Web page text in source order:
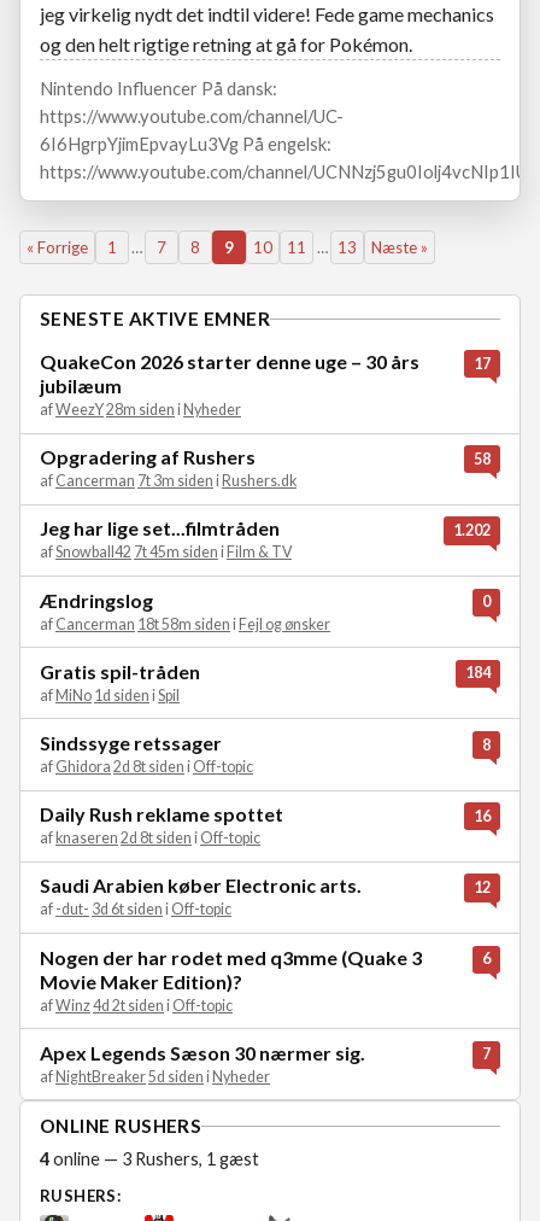
jeg virkelig nydt det indtil videre! Fede game mechanics
og den helt rigtige retning at gå for Pokémon.
Nintendo Influencer På dansk:
https://www.youtube.com/channel/UC-
6I6HgrpYjimEpvayLu3Vg På engelsk:
https://www.youtube.com/channel/UCNNzj5gu0Iolj4vcNIp1IUA
« Forrige 1 … 7 8 9 10 11 … 13 Næste »
SENESTE AKTIVE EMNER
QuakeCon 2026 starter denne uge – 30 års
jubilæum
afWeezY28m siden i Nyheder
17
Opgradering af Rushers
af Cancerman 7t 3m siden i Rushers.dk
58
Jeg har lige set...filmtråden
afSnowball42 7t 45m siden i Film & TV
1.202
Ændringslog
af Cancerman 18t 58m siden iFejl og ønsker
0
Gratis spil-tråden
af MiNo 1d siden iSpil
184
Sindssyge retssager
af Ghidora 2d 8t siden i Off-topic
8
Daily Rush reklame spottet
af knaseren 2d 8t siden i Off-topic
16
Saudi Arabien køber Electronic arts.
af -dut- 3d 6t siden i Off-topic
12
Nogen der har rodet med q3mme (Quake 3
Movie Maker Edition)?
afWinz4d 2t siden i Off-topic
6
Apex Legends Sæson 30 nærmer sig.
af NightBreaker5d siden i Nyheder
7
ONLINE RUSHERS
4online — 3 Rushers, 1 gæst
RUSHERS: